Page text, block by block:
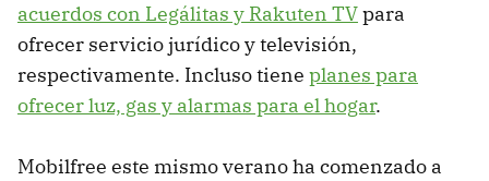
acuerdos con Legálitas y Rakuten TVpara
ofrecer servicio jurídico y televisión,
respectivamente. Incluso tiene planes para
ofrecer luz, gas y alarmas para el hogar.
Mobilfree este mismo verano ha comenzado a